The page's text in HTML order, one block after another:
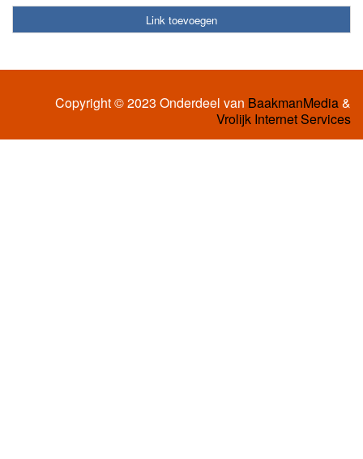
Link toevoegen
Copyright © 2023 Onderdeel van BaakmanMedia&
Vrolijk Internet Services